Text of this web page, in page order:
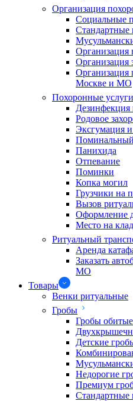
Организация
Социальные
Стандартные
Организация
Организация
Организация
Москве и МО
Похоронные услуги
Родовое
Эксгумация и
Поминальный
Панихида
Отпевание
Поминки
Копка могил
Грузчики на
Вызов
Оформление
Место на
Ритуальный
Аренда
Заказать
МО
Товары
Венки ритуальные
Гробы
Гробы
Детские
Недорогие
Премиум
Стандартные